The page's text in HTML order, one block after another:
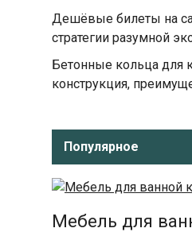
Дешёвые билеты на
стратегии разумной
Бетонные кольца для
конструкция,
Популярное
Мебель для